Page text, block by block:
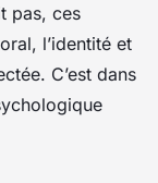
pas, ces
l’identité et
C’est dans